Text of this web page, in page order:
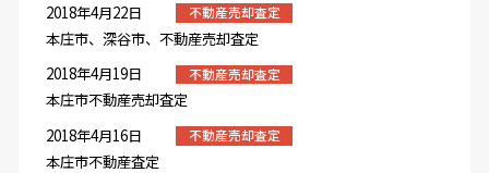
2018年4月22日
不動産売却査定
本庄市、深谷市、不動産売却査定
2018年4月19日
不動産売却査定
本庄市不動産売却査定
2018年4月16日
不動産売却査定
本庄市不動産査定